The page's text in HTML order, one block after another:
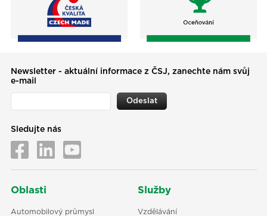
Newsletter - aktuální informace z ČSJ, zanechte nám svůj
e-mail
Odeslat
Sledujte nás
Oblasti
Automobilový průmysl
Služby
Vzdělávání